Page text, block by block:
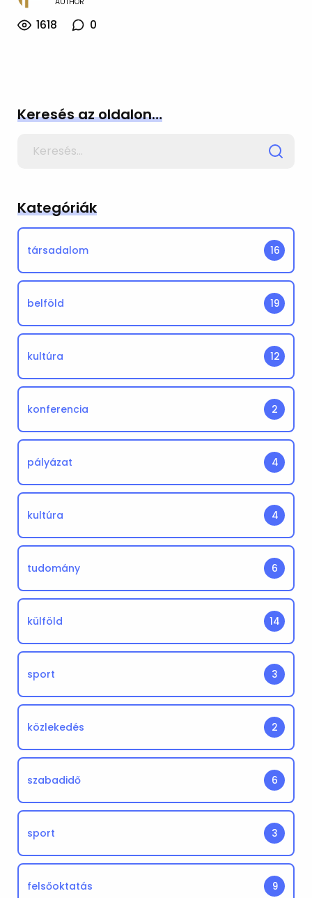
1618 0
Keresés az oldalon…
Kategóriák
társadalom 16
belföld 19
kultúra 12
konferencia 2
pályázat 4
kultúra 4
tudomány 6
külföld 14
sport 3
közlekedés 2
szabadidő 6
sport 3
felsőoktatás 9